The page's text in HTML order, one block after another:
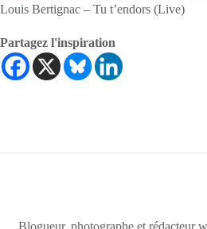
Louis Bertignac – Tu t’endors (Live)
Partagez l'inspiration
Blogueur, photographe et rédacteur